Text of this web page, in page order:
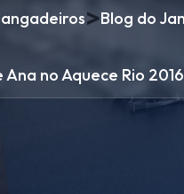
>Blog do
no Aquece Rio 2016